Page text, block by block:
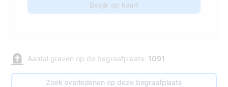
Bekijk op kaart
Aantal graven op de begraafplaats: 1091
Zoek overledenen op deze begraafplaats